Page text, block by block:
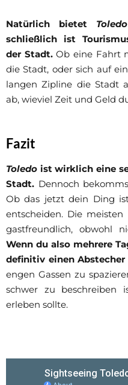
Natürlich bietet Toledo
schließlich ist
der Stadt.Ob eine Fahrt
die Stadt, oder sich auf
langen Zipline die Stadt
ab, wieviel Zeit und Geld
Fazit
Toledo ist wirklich eine
Stadt. Dennoch
Ob das jetzt dein Ding
entscheiden. Die
gastfreundlich, obwohl
Wenn du also mehrere
definitiv einen Abstecher
engen Gassen zu
schwer zu beschreiben
erleben sollte.